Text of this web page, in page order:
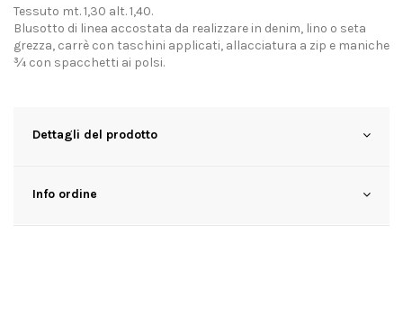
Tessuto mt. 1,30 alt. 1,40.
Blusotto di linea accostata da realizzare in denim, lino o seta
grezza, carrè con taschini applicati, allacciatura a zip e maniche
¾ con spacchetti ai polsi.
Dettagli del prodotto
Info ordine